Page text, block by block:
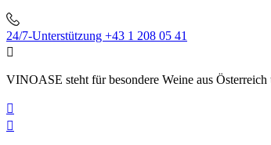
24/7-Unterstützung +43 1 208 05 41

VINOASE steht für besondere Weine aus

